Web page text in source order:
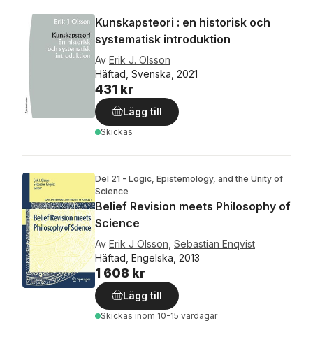
Kunskapsteori : en historisk och
systematisk introduktion
Av Erik J. Olsson
Häftad, Svenska, 2021
431 kr
Lägg till
Skickas
Del 21 - Logic, Epistemology, and the Unity of
Science
Belief Revision meets Philosophy of
Science
Av Erik J Olsson Sebastian Enqvist
Häftad, Engelska, 2013
1 608 kr
Lägg till
Skickas inom 10-15 vardagar